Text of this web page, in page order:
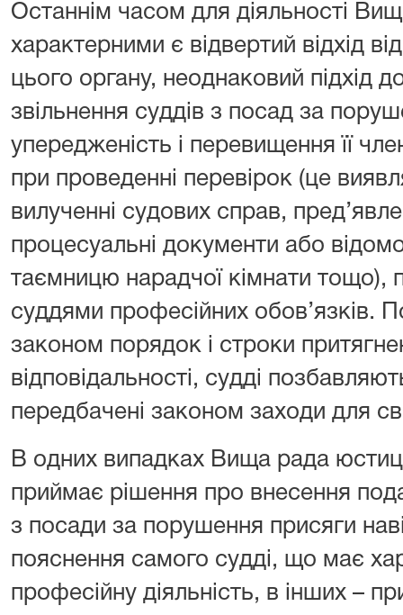
Останнім часом для діяльності
характерними є відвертий відхід
цього органу, неоднаковий підхід
звільнення суддів з посад за
упередженість і перевищення її
при проведенні перевірок (це
вилученні судових справ,
процесуальні документи або
таємницю нарадчої кімнати
суддями професійних обов’язків.
законом порядок і строки
відповідальності, судді
передбачені законом заходи для
В одних випадках Вища рада
приймає рішення про внесення
з посади за порушення присяги
пояснення самого судді, що має
професійну діяльність, в інших –